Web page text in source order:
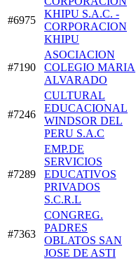
#6975
KHIPU S.A.C. -
CORPORACION
KHIPU
#7190
ASOCIACION
COLEGIO MARIA
ALVARADO
#7246
CULTURAL
EDUCACIONAL
WINDSOR DEL
PERU S.A.C
#7289
EMP.DE
SERVICIOS
EDUCATIVOS
PRIVADOS
S.C.R.L
#7363
CONGREG.
PADRES
OBLATOS SAN
JOSE DE ASTI